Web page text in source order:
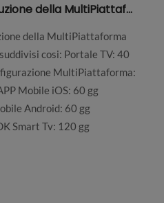
TEMPI di Costruzione della MultiPiattaforma
della MultiPiattaforma
cosi: Portale TV: 40
MultiPiattaforma:
Mobile iOS: 60 gg
Android: 60 gg
Smart Tv: 120 gg